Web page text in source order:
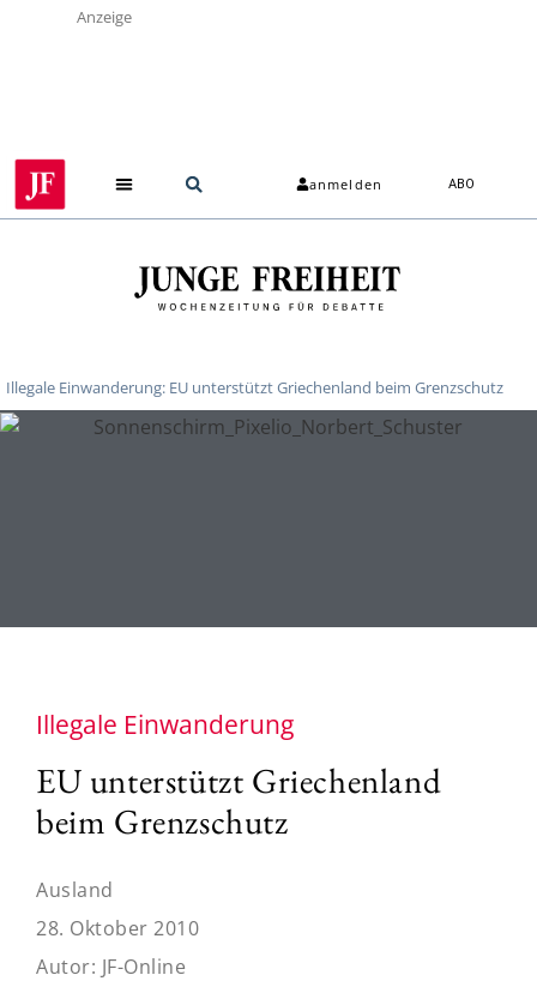
Anzeige
anmelden ABO
Illegale Einwanderung: EU unterstützt Griechenland beim Grenzschutz
Illegale Einwanderung
EU unterstützt Griechenland
beim Grenzschutz
Ausland
28. Oktober 2010
Autor: JF-Online